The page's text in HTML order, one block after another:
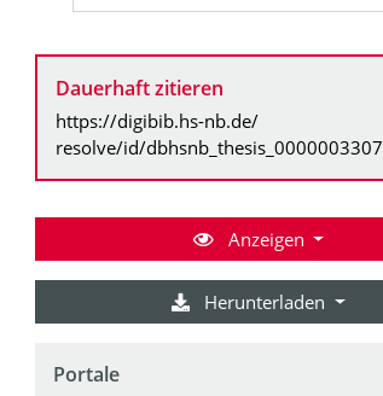
Dauerhaft zitieren
https://digibib.hs-nb.de/
resolve/id/dbhsnb_thesis_0000003307
Anzeigen
Herunterladen
Portale